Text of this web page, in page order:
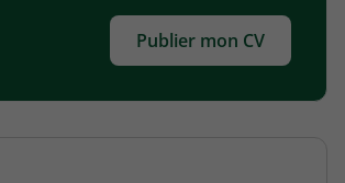
Publier mon CV